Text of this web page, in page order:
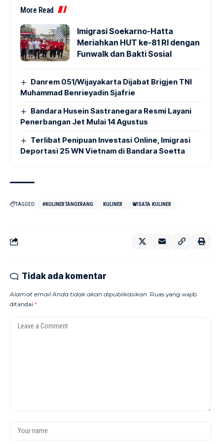
More Read
Imigrasi Soekarno-Hatta
Meriahkan HUT ke-81 RI dengan
Funwalk dan Bakti Sosial
Danrem 051/Wijayakarta Dijabat Brigjen TNI
Muhammad Benrieyadin Sjafrie
Bandara Husein Sastranegara Resmi Layani
Penerbangan Jet Mulai 14 Agustus
Terlibat Penipuan Investasi Online, Imigrasi
Deportasi 25 WN Vietnam di Bandara Soetta
TAGGED: #KULINERTANGERANG KULINER WISATA KULINER
Tidak ada komentar
Alamat email Anda tidak akan dipublikasikan. Ruas yang wajib
ditandai *